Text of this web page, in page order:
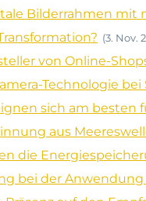
Bilderrahmen mit
(3. Nov.
von Online-
Technologie bei
sich am besten
aus
die
bei der Anwendung